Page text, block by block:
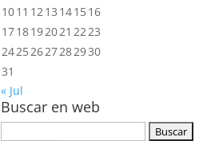
1011 1213 141516
1718192021 2223
24252627282930
31
« Jul
Buscar en web